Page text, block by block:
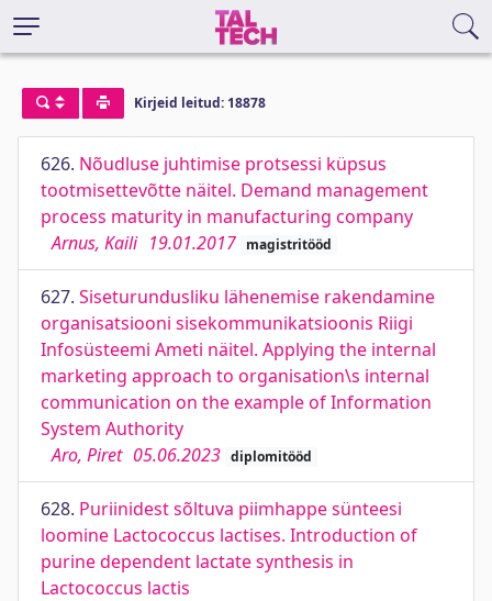
Kirjeid leitud: 18878
626. Nõudluse juhtimise protsessi küpsus
tootmisettevõtte näitel. Demand management
process maturity in manufacturing company
Arnus, Kaili 19.01.2017 magistritööd
627. Siseturundusliku lähenemise rakendamine
organisatsiooni sisekommunikatsioonis Riigi
Infosüsteemi Ameti näitel. Applying the internal
marketing approach to organisation\s internal
communication on the example of Information
System Authority
Aro, Piret 05.06.2023 diplomitööd
628. Puriinidest sõltuva piimhappe sünteesi
loomine Lactococcus lactises. Introduction of
purine dependent lactate synthesis in
Lactococcus lactis